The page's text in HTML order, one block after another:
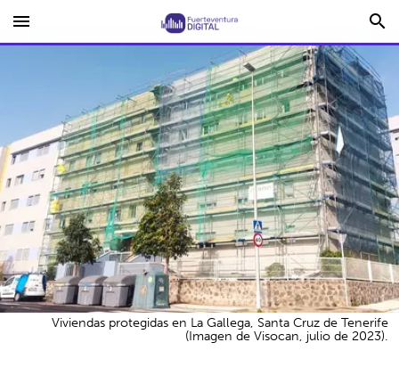
menu search
Viviendas protegidas en La Gallega, Santa Cruz de Tenerife
(Imagen de Visocan, julio de 2023).